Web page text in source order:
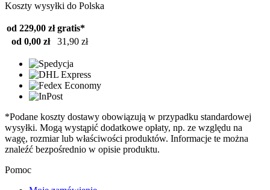
Koszty wysyłki do Polska
od 229,00 zł gratis*
od 0,00 zł
31,90 zł
*Podane koszty dostawy obowiązują w przypadku standardowej
wysyłki. Mogą wystąpić dodatkowe opłaty, np. ze względu na
wagę, rozmiar lub właściwości produktów. Informacje te można
znaleźć bezpośrednio w opisie produktu.
Pomoc